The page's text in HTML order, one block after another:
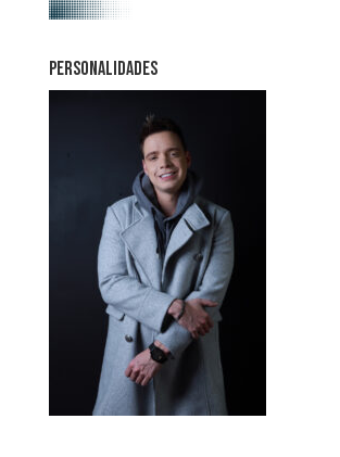
PERSONALIDADES